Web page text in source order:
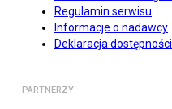
Regulamin serwisu
Informacje o nadawcy
Deklaracja dostępności
PARTNERZY